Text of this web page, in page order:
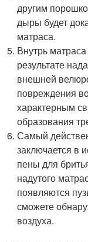
другим
дыры будет
матраса.
Внутрь
результате
внешней
повреждения
характерным
образования
Самый
заключается в
пены для
надутого
появляются
сможете
воздуха.